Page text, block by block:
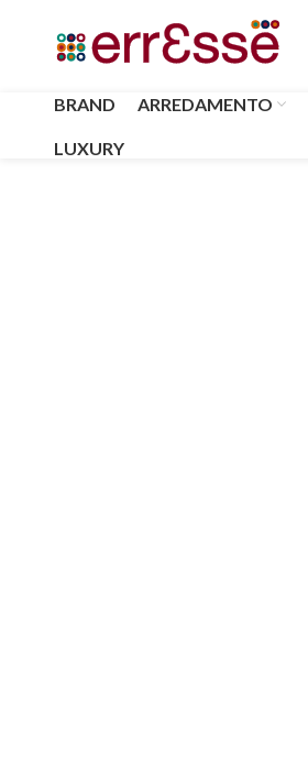
BRAND ARREDAMENTO
LUXURY